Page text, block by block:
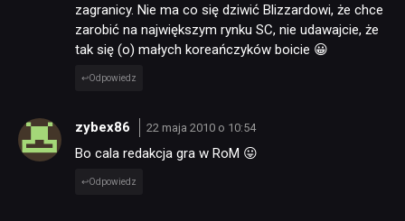
zagranicy. Nie ma co się dziwić Blizzardowi, że chce
zarobić na największym rynku SC, nie udawajcie, że
tak się (o) małych koreańczyków boicie 😀
Odpowiedz
zybex86 22 maja 2010 o 10:54
Bo cala redakcja gra w RoM 😛
Odpowiedz